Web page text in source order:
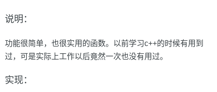
说明：
功能很简单，也很实用的函数。以前学习c++的时候有用到
过，可是实际上工作以后竟然一次也没有用过。
实现：